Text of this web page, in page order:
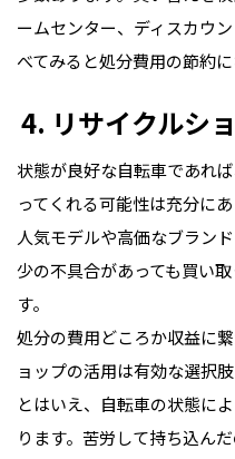
ームセンター、ディスカウ
べてみると処分費用の節約
4. リサイクルシ
状態が良好な自転車であれ
ってくれる可能性は充分にあ
人気モデルや高価なブラン
少の不具合があっても買い
す。
処分の費用どころか収益に
ョップの活用は有効な選択
とはいえ、自転車の状態に
ります。苦労して持ち込ん